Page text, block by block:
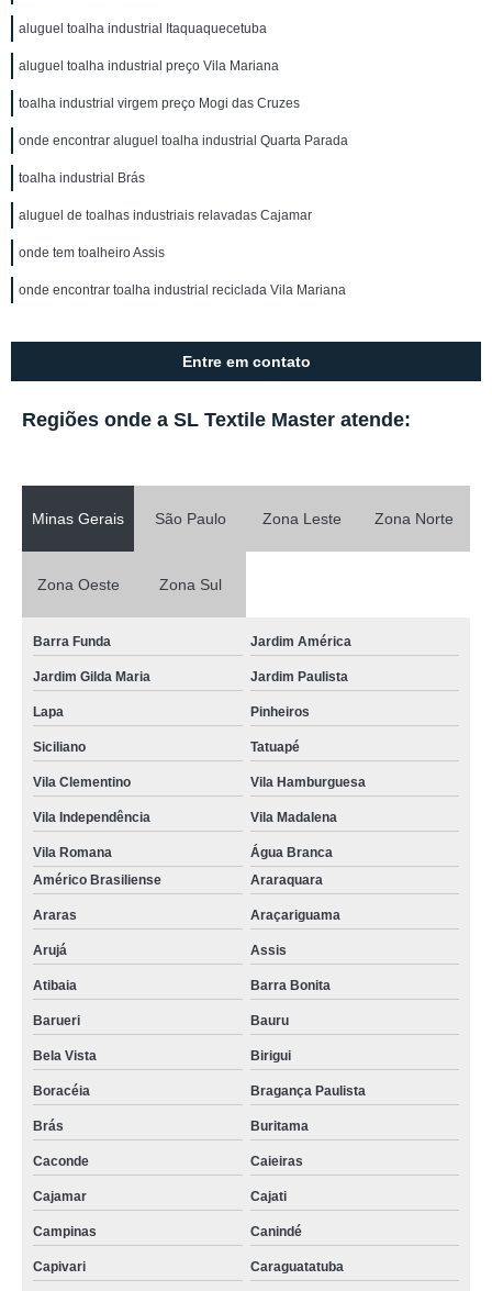
aluguel toalha industrial Itaquaquecetuba
aluguel toalha industrial preço Vila Mariana
toalha industrial virgem preço Mogi das Cruzes
onde encontrar aluguel toalha industrial Quarta Parada
toalha industrial Brás
aluguel de toalhas industriais relavadas Cajamar
onde tem toalheiro Assis
onde encontrar toalha industrial reciclada Vila Mariana
Entre em contato
Regiões onde a SL Textile Master atende:
Minas Gerais São Paulo Zona Leste Zona Norte
Zona Oeste Zona Sul
Barra Funda Jardim América
Jardim Gilda Maria Jardim Paulista
Lapa Pinheiros
Siciliano Tatuapé
Vila Clementino Vila Hamburguesa
Vila Independência Vila Madalena
Vila Romana
Água Branca
Américo Brasiliense
Araraquara
Araras Araçariguama
Arujá Assis
Atibaia Barra Bonita
Barueri Bauru
Bela Vista Birigui
Boracéia Bragança Paulista
Brás Buritama
Caconde Caieiras
Cajamar Cajati
Campinas Canindé
Capivari Caraguatatuba